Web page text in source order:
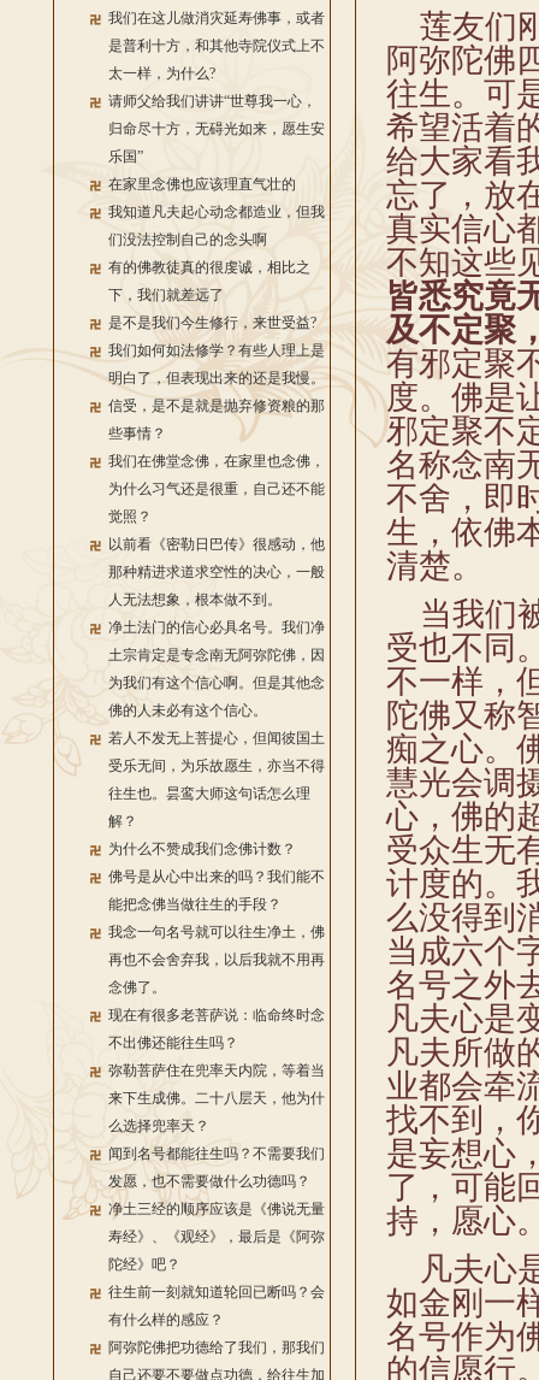
我们在这儿做消灾延寿佛事，或者
是普利十方，和其他寺院仪式上不
太一样，为什么?
请师父给我们讲讲“世尊我一心，
归命尽十方，无碍光如来，愿生安
乐国”
在家里念佛也应该理直气壮的
我知道凡夫起心动念都造业，但我
们没法控制自己的念头啊
有的佛教徒真的很虔诚，相比之
下，我们就差远了
是不是我们今生修行，来世受益?
我们如何如法修学？有些人理上是
明白了，但表现出来的还是我慢。
信受，是不是就是抛弃修资粮的那
些事情？
我们在佛堂念佛，在家里也念佛，
为什么习气还是很重，自己还不能
觉照？
以前看《密勒日巴传》很感动，他
那种精进求道求空性的决心，一般
人无法想象，根本做不到。
净土法门的信心必具名号。我们净
土宗肯定是专念南无阿弥陀佛，因
为我们有这个信心啊。但是其他念
佛的人未必有这个信心。
若人不发无上菩提心，但闻彼国土
受乐无间，为乐故愿生，亦当不得
往生也。昙鸾大师这句话怎么理
解？
为什么不赞成我们念佛计数？
佛号是从心中出来的吗？我们能不
能把念佛当做往生的手段？
我念一句名号就可以往生净土，佛
再也不会舍弃我，以后我就不用再
念佛了。
现在有很多老菩萨说：临命终时念
不出佛还能往生吗？
弥勒菩萨住在兜率天内院，等着当
来下生成佛。二十八层天，他为什
么选择兜率天？
闻到名号都能往生吗？不需要我们
发愿，也不需要做什么功德吗？
净土三经的顺序应该是《佛说无量
寿经》、《观经》，最后是《阿弥
陀经》吧？
往生前一刻就知道轮回已断吗？会
有什么样的感应？
阿弥陀佛把功德给了我们，那我们
自己还要不要做点功德，给往生加
莲友们
阿弥陀佛
往生。可
希望活着
给大家看
忘了，放
真实信心
不知这些
皆悉究竟
及不定聚
有邪定聚
度。佛是
邪定聚不
名称念南
不舍，即
生，依佛
清楚。
当我们
受也不同
不一样，
陀佛又称
痴之心。
慧光会调
心，佛的
受众生无
计度的。
么没得到
当成六个
名号之外
凡夫心是
凡夫所做
业都会牵
找不到，
是妄想心
了，可能
持，愿心
凡夫心
如金刚一
名号作为
的信愿行